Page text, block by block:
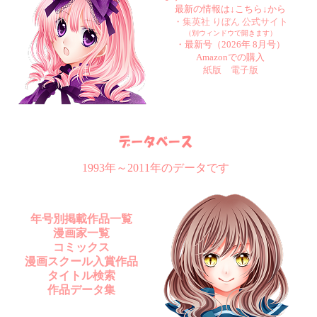
最新の情報は↓こちら↓から
・集英社 りぼん 公式サイト
（別ウィンドウで開きます）
・最新号（2026年 8月号）
Amazonでの購入
紙版
電子版
1993年～2011年のデータです
年号別掲載作品一覧
漫画家一覧
コミックス
漫画スクール入賞作品
タイトル検索
作品データ集